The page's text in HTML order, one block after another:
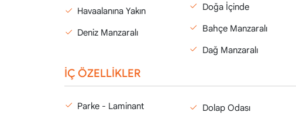
Havaalanına Yakın
Deniz Manzaralı
Doğa İçinde
Bahçe Manzaralı
Dağ Manzaralı
İÇ ÖZELLİKLER
Parke - Laminant Dolap Odası